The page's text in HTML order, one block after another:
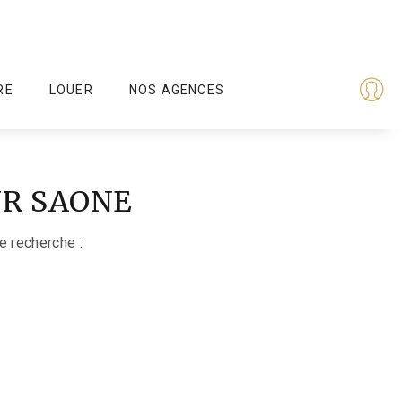
LOUER NOS AGENCES
SAONE
recherche :